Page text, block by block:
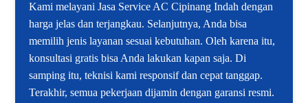
Kami melayani Jasa Service AC Cipinang Indah dengan
harga jelas dan terjangkau. Selanjutnya, Anda bisa
memilih jenis layanan sesuai kebutuhan. Oleh karena itu,
konsultasi gratis bisa Anda lakukan kapan saja. Di
samping itu, teknisi kami responsif dan cepat tanggap.
Terakhir, semua pekerjaan dijamin dengan garansi resmi.